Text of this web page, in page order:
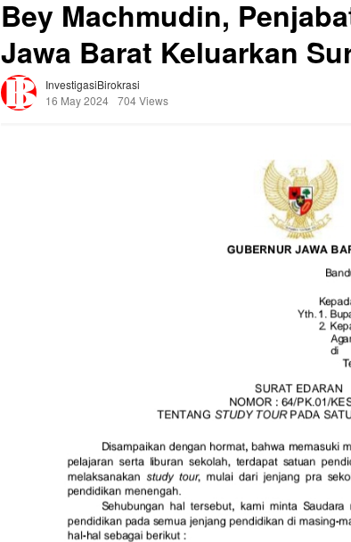
Bey Machmudin,
Jawa Barat Keluarkan
InvestigasiBirokrasi
16 May 2024 704 Views